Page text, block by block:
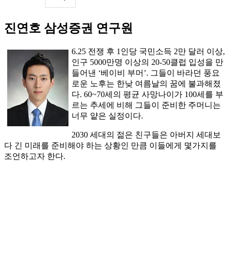
진연호 삼성증권 연구원
6.25 전쟁 후 1인당 국민소득 2만 달러 이상,
인구 5000만명 이상의 20-50클럽 입성을 만
들어낸 ‘베이비 부머’. 그들이 바라던 풍요
로운 노후는 한낮 여름날의 꿈에 불과해졌
다. 60~70세의 평균 사망나이가 100세를 부
르는 추세에 비해 그들이 준비한 주머니는
너무 얕은 실정이다.
2030 세대의 젊은 친구들은 아버지 세대보
다 긴 미래를 준비해야 하는 상황인 만큼 이들에게 몇가지를
조언하고자 한다.